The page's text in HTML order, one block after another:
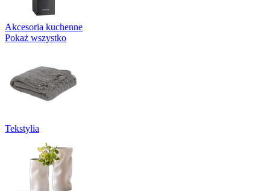
Akcesoria kuchenne
Pokaż wszystko
Tekstylia